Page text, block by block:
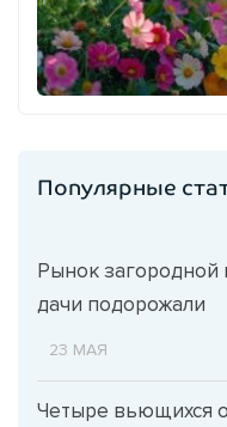
Популярные
Рынок загородной
дачи подорожали
23 МАЯ
Четыре вьющихся